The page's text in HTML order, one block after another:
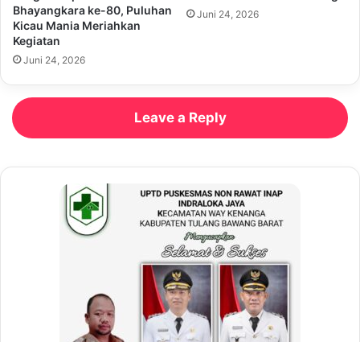
Bhayangkara ke-80, Puluhan
Kicau Mania Meriahkan
Kegiatan
Juni 24, 2026
Juni 24, 2026
Leave a Reply